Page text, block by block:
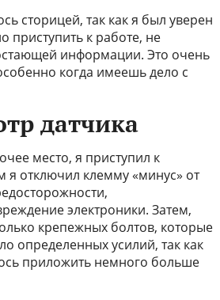
сторицей, так как я был уверен
приступить к работе, не
информации. Это очень
когда имеешь дело с
датчика
место, я приступил к
я отключил клемму «минус» от
электроники. Затем,
крепежных болтов, которые
определенных усилий, так как
приложить немного больше